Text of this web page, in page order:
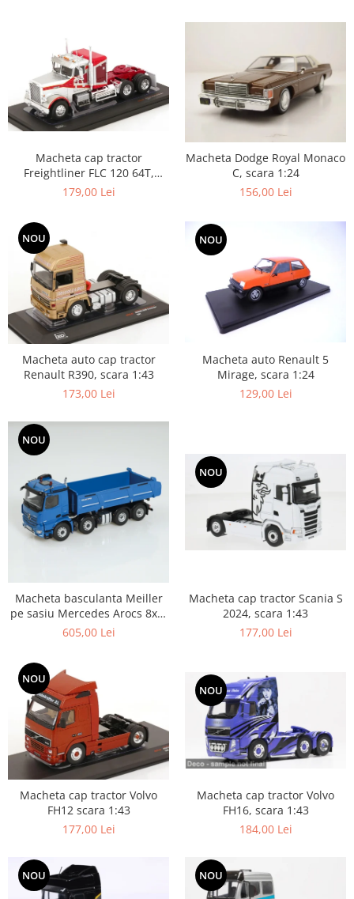
Macheta cap tractor
Freightliner FLC 120 64T,
scara 1:43
179,00 Lei
Macheta Dodge Royal Monaco
C, scara 1:24
156,00 Lei
NOU
Macheta auto cap tractor
Renault R390, scara 1:43
173,00 Lei
NOU
Macheta auto Renault 5
Mirage, scara 1:24
129,00 Lei
NOU
Macheta basculanta Meiller
pe sasiu Mercedes Arocs 8x4,
scara 1:50
605,00 Lei
NOU
Macheta cap tractor Scania S
2024, scara 1:43
177,00 Lei
NOU
Macheta cap tractor Volvo
FH12 scara 1:43
177,00 Lei
NOU
Macheta cap tractor Volvo
FH16, scara 1:43
184,00 Lei
NOU NOU